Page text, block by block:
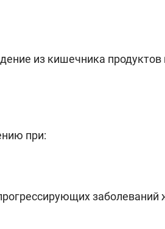
из кишечника
при: